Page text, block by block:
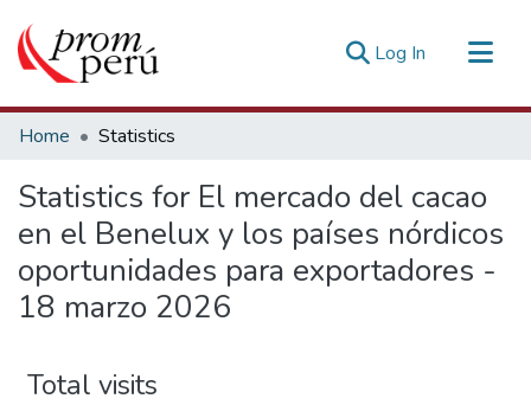
Log In (current)
Communities & Collections
Estadísticas Externas
Home Statistics
Statistics for El mercado del cacao
en el Benelux y los países nórdicos
oportunidades para exportadores -
18 marzo 2026
Total visits